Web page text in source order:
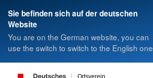
Sie befinden sich auf der deutschen
Website
You are on the German website, you can
use the switch to switch to the English one
Ortsverein